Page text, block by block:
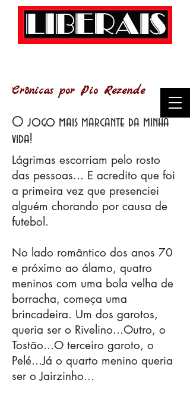
Crônicas por Pio Rezende
O jogo mais marcante da minha
vida!
Lágrimas escorriam pelo rosto
das pessoas... E acredito que foi
a primeira vez que presenciei
alguém chorando por causa de
futebol.
No lado romântico dos anos 70
e próximo ao álamo, quatro
meninos com uma bola velha de
borracha, começa uma
brincadeira. Um dos garotos,
queria ser o Rivelino...Outro, o
Tostão...O terceiro garoto, o
Pelé...Já o quarto menino queria
ser o Jairzinho...